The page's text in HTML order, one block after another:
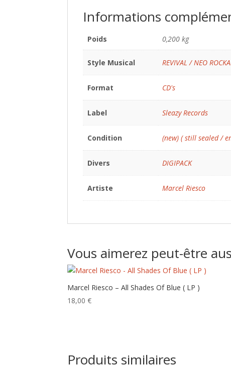
Informations
Poids 0,200 kg
Style Musical REVIVAL / NEO
Format CD's
Label Sleazy Records
Condition (new) ( still sealed /
Divers DIGIPACK
Artiste Marcel Riesco
Vous aimerez peut-être
Marcel Riesco – All Shades Of Blue ( LP )
18,00€
Produits similaires